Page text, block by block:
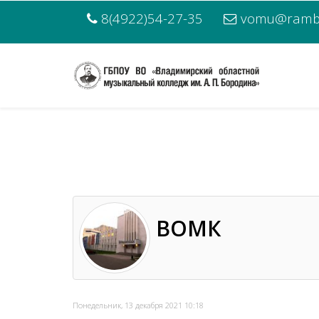
8(4922)54-27-35
ВОМК
Понедельник, 13 декабря 2021 10:18